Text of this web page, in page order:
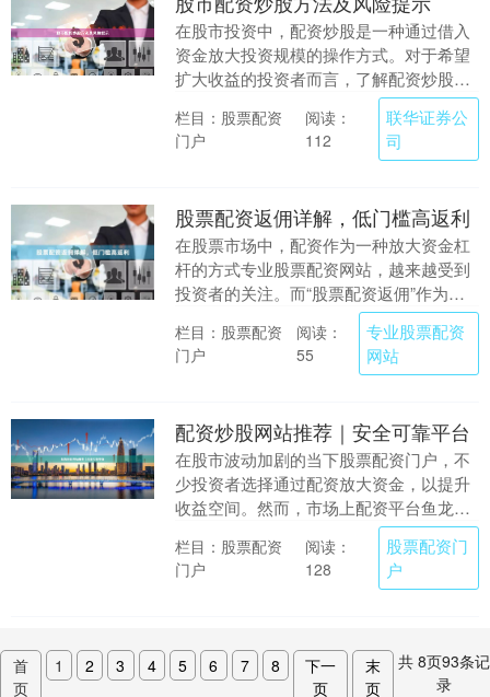
在股市投资中，配资炒股是一种通过借入
资金放大投资规模的操作方式。对于希望
扩大收益的投资者而言，了解配资炒股的
方法及其潜在风险至关重要。本文将介绍
常见的配资炒股方....
栏目：股票配资
门户
阅读：
112
联华证券公
司
股票配资返佣详解，低门槛高返利
在股票市场中，配资作为一种放大资金杠
杆的方式专业股票配资网站，越来越受到
投资者的关注。而“股票配资返佣”作为其
中的一项增值服务，正以“低门槛、高返
利”的特点，吸....
栏目：股票配资
门户
阅读：
55
专业股票配资
网站
配资炒股网站推荐｜安全可靠平台
在股市波动加剧的当下股票配资门户，不
少投资者选择通过配资放大资金，以提升
收益空间。然而，市场上配资平台鱼龙混
杂，如何挑选安全可靠的配资炒股网站，
成为投资者亟需解....
栏目：股票配资
门户
阅读：
128
股票配资门
户
首
页
1 2 3 4 5 6 7 8
下一
页
末
页
共 8页93条记
录